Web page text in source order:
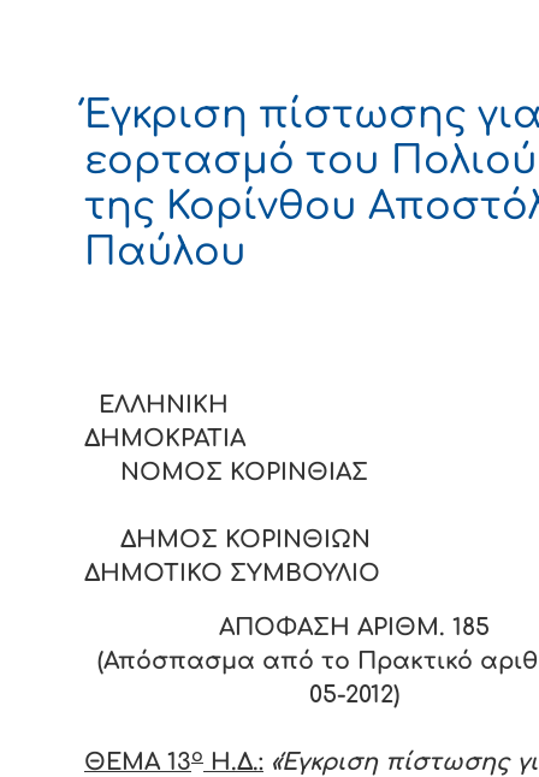
Έγκριση πίστωσης
εορτασμό του
της Κορίνθου
Παύλου
ΕΛΛΗΝΙΚΗ
ΝΟΜΟΣ ΚΟΡΙΝΘΙΑΣ
ΔΗΜΟΣ ΚΟΡΙΝΘΙΩΝ
ΔΗΜΟΤΙΚΟ ΣΥΜΒΟΥΛΙΟ
ΑΠΟΦΑΣΗ ΑΡΙΘΜ. 185
(Απόσπασμα από το Πρακτικό
05-2012)
ΘΕΜΑ 13ο Η.Δ.: «Έγκριση πίστωσης